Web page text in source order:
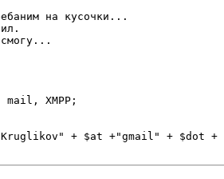
на кусочки...
смогу...
XMPP;
+ $at +"gmail" + $dot +